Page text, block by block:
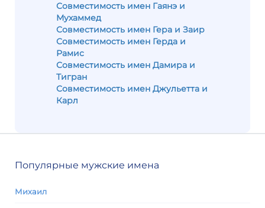
Совместимость имен Гаянэ и
Мухаммед
Совместимость имен Гера и Заир
Совместимость имен Герда и
Рамис
Совместимость имен Дамира и
Тигран
Совместимость имен Джульетта и
Карл
Популярные мужские имена
Михаил